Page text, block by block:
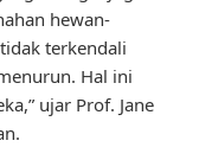
hewan-
terkendali
Hal ini
ujar Prof. Jane